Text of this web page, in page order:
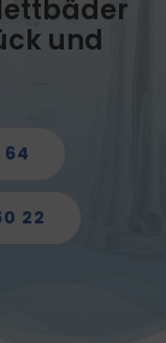
und
64
22